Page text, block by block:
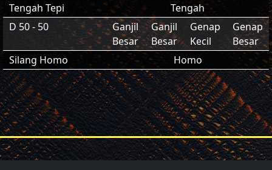
Tengah Tepi
Tengah
D 50 - 50
Ganjil
Besar
Ganjil
Besar
Genap
Kecil
Genap
Besar
Silang Homo
Homo